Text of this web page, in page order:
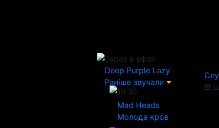
Зараз в ефірі
Deep Purple Lazy
Раніше звучали
18:35
Mad Heads
Молода кров